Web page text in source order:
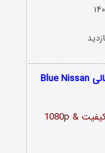
سریال نیسان آبی فصل 2 قسمت 8 با کیفیت عالی Blue Nissan
با کیفیت 1080p &